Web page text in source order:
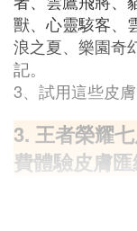
獸、心靈駭客、
浪之夏、樂園奇
記。
3、試用這些皮
3. 王者榮耀
費體驗皮膚
王者榮耀七周